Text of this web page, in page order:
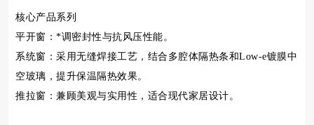
核心产品系列
平开窗：*调密封性与抗风压性能。
系统窗：采用无缝焊接工艺，结合多腔体隔热条和Low-e镀膜中
空玻璃，提升保温隔热效果。
推拉窗：兼顾美观与实用性，适合现代家居设计。